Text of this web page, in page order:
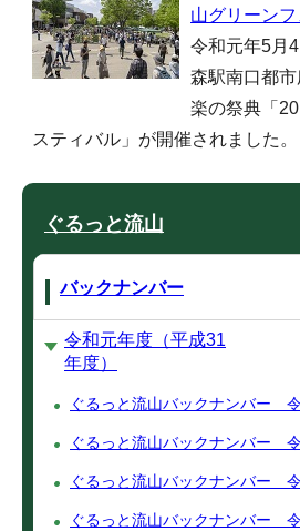
山グリーン
令和元年5月
森駅南口都
楽の祭典「
スティバル」が開催されました。
ぐるっと流山
バックナンバー
令和元年度（平成31
年度）
ぐるっと流山バックナンバー
ぐるっと流山バックナンバー
ぐるっと流山バックナンバー
ぐるっと流山バックナンバー